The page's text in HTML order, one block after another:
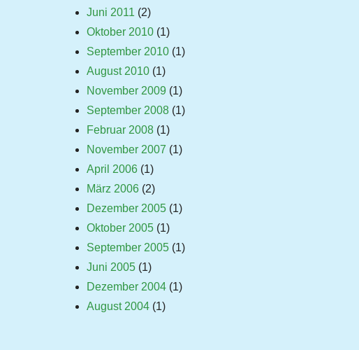
Juni 2011 (2)
Oktober 2010(1)
September 2010(1)
August 2010(1)
November 2009 (1)
September 2008(1)
Februar 2008(1)
November 2007 (1)
April 2006(1)
März 2006(2)
Dezember 2005(1)
Oktober 2005(1)
September 2005(1)
Juni 2005(1)
Dezember 2004(1)
August 2004(1)